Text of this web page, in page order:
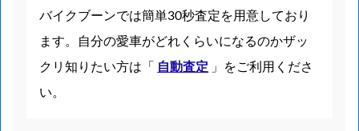
バイクブーンでは簡単30秒査定を用意しており
ます。自分の愛車がどれくらいになるのかザッ
クリ知りたい方は「
自動査定 」をご利用くださ
い。